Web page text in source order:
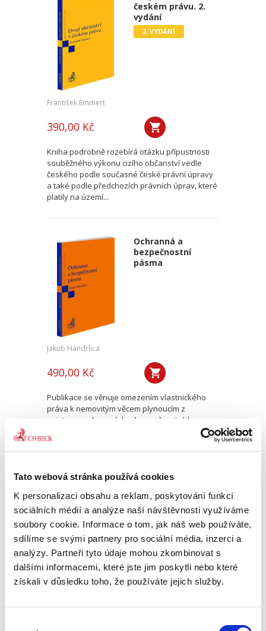
Tato webová stránka používá cookies
K personalizaci obsahu a reklam, poskytování funkcí
sociálních médií a analýze naší návštěvnosti využíváme
soubory cookie. Informace o tom, jak náš web používáte,
sdílíme se svými partnery pro sociální média, inzerci a
analýzy. Partneři tyto údaje mohou zkombinovat s
dalšími informacemi, které jste jim poskytli nebo které
získali v důsledku toho, že používáte jejich služby.
českém právu. 2.
vydání
2. VYDÁNÍ
František Emmert
390,00 Kč
Kniha podrobně rozebírá otázku přípustnosti
souběžného výkonu cizího občanství vedle
českého podle současné české právní úpravy
a také podle předchozích právních úprav, které
platily na území...
Ochranná a
bezpečnostní
pásma
Jakub Handrlica
490,00 Kč
Publikace se věnuje omezením vlastnického
práva k nemovitým věcem plynoucím z
existence ochranných a bezpečnostních
pásem. Monografie rozebírá způsoby vzniku
těchto omezení (na základě zákona,...
povinnost v civilním
procesu